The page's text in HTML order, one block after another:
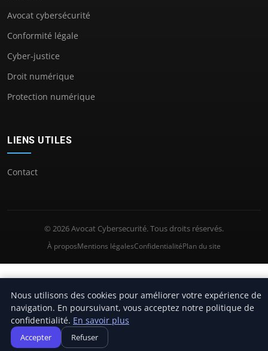
Avocat cybersécurité
Conformité légale
Cyber-justice
Droit numérique
Protection numérique
LIENS UTILES
Contact
© 2026 Avocat Cybersecurité. Tous droits réservés.
À proposMentions légalesConfidentialitéPlan du site
Nous utilisons des cookies pour améliorer votre expérience de
navigation. En poursuivant, vous acceptez notre politique de
confidentialité. En savoir plus
Accepter Refuser